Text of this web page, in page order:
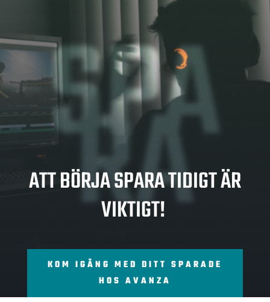
SPA
RA
ATT BÖRJA SPARA TIDIGT ÄR
VIKTIGT!
KOM IGÅNG MED DITT SPARADE
HOS AVANZA